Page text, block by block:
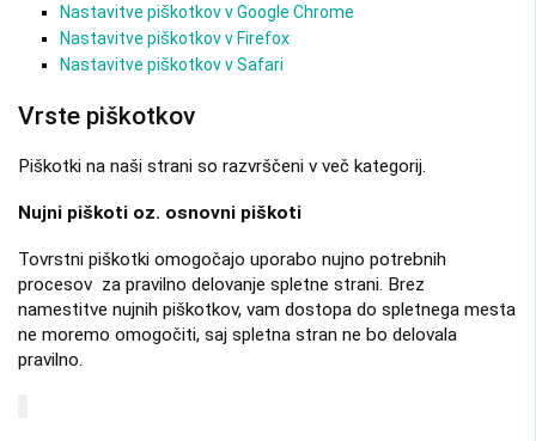
Nastavitve piškotkov v Google Chrome
Nastavitve piškotkov v Firefox
Nastavitve piškotkov v Safari
Vrste piškotkov
Piškotki na naši strani so razvrščeni v več kategorij.
Nujni piškoti oz. osnovni piškoti
Tovrstni piškotki omogočajo uporabo nujno potrebnih
procesov za pravilno delovanje spletne strani. Brez
namestitve nujnih piškotkov, vam dostopa do spletnega mesta
ne moremo omogočiti, saj spletna stran ne bo delovala
pravilno.